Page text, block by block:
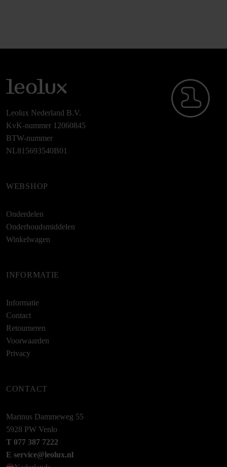
Leolux Nederland B.V.
KvK-nummer 12060845
BTW-nummer
NL815693540B01
WEBSHOP
Onderdelen
Onderhoudsmiddelen
Winkelwagen
INFORMATIE
Informatie
Contact
Retourneren
Voorwaarden
Privacy
CONTACT
Marinus Dammeweg 55
5928 PW Venlo
T 077 387 7222
E service@leolux.nl